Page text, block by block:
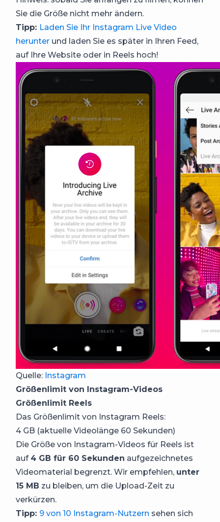
Sie die Größe nicht mehr ändern.
Tipp: Laden Sie Ihr Instagram Live Video
herunter und laden Sie es später in Ihren Feed,
auf Ihre Website oder in Reels hoch!
Quelle: Instagram
Größenlimit von Instagram-Videos
Größenlimit Reels
Das Größenlimit von Instagram Reels:
4 GB (aktuelle Videolänge 60 Sekunden)
Die Größe von Instagram-Videos für Reels ist
auf 4 GB für 60 Sekunden aufgezeichnetes
Videomaterial begrenzt. Wir empfehlen, unter
15 MB zu bleiben, um die Upload-Zeit zu
verkürzen.
Tipp: 9 von 10 Instagram-Nutzern sehen sich